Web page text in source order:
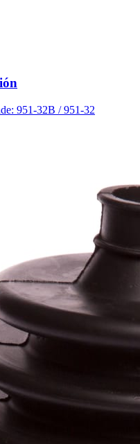
951-32B / 951-32